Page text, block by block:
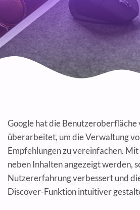
Google hat die Benutzeroberfläche
überarbeitet, um die Verwaltung
Empfehlungen zu vereinfachen. Mit
neben Inhalten angezeigt werden,
Nutzererfahrung verbessert und
Discover-Funktion intuitiver